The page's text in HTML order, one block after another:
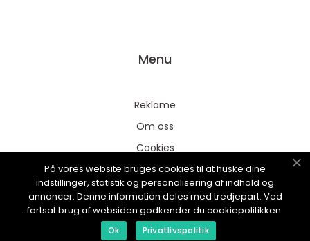
Menu
Reklame
Om oss
Cookies
Kontakt Oss
Sitemap
På vores website bruges cookies til at huske dine
indstillinger, statistik og personalisering af indhold og
annoncer. Denne information deles med tredjepart. Ved
fortsat brug af websiden godkender du cookiepolitikken.
Ok Privatlivspolitik